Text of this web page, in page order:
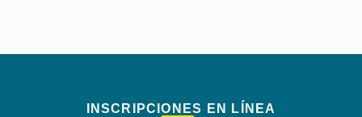
INSCRIPCIONES EN LÍNEA